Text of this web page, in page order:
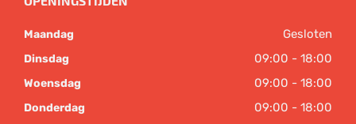
Maandag Gesloten
Dinsdag 09:00 - 18:00
Woensdag 09:00 - 18:00
Donderdag 09:00 - 18:00